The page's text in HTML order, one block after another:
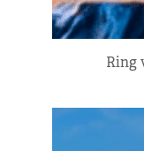
Ring